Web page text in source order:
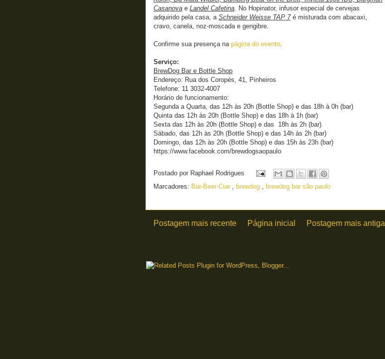
Casanova e Landel Cafetina. No Hopinator, infusor especial de cervejas
adquirido pela casa, a Schneider Weisse TAP 7é misturada com abacaxi,
cravo, canela, noz-moscada e gengibre.
Confirme sua presença na página do evento.
Serviço:
BrewDog Bar e Bottle Shop
Endereço: Rua dos Coropés, 41, Pinheiros
Telefone: 11 3032-4007
Horário de funcionamento:
Segunda a Quarta, das 12h às 20h (Bottle Shop) e das 18h à 0h (bar)
Quinta das 12h às 20h (Bottle Shop) e das 18h à 1h (bar)
Sexta das 12h às 20h (Bottle Shop) e das 18h às 2h (bar)
Sábado, das 12h às 20h (Bottle Shop) e das 14h às 2h (bar)
Domingo, das 12h às 20h (Bottle Shop) e das 15h às 23h (bar)
https://www.facebook.com/brewdogsaopaulo
Postado por Raphael Rodrigues
Marcadores: Bar-Beer-Cue , brewdog , brewdog bar são paulo
Postagem mais recente Postagem mais antiga
Página inicial